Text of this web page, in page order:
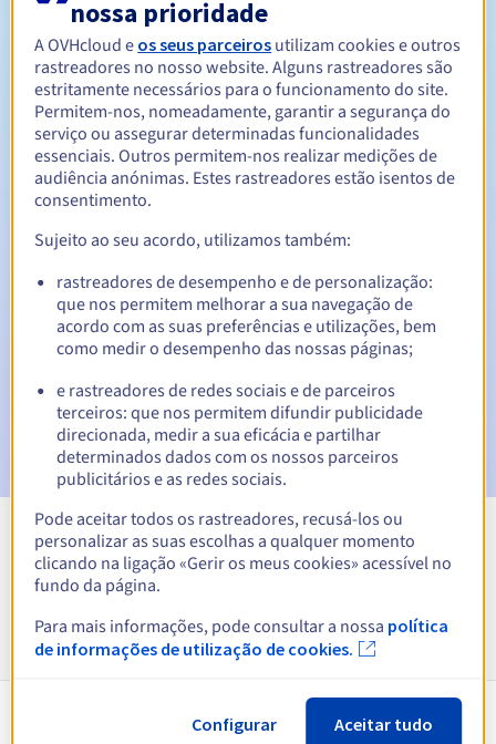
Período de renovação Entre 1 e 10 anos
Período de redenção 30 dias
Notificações automáticas:
E-mails de aviso: 60, 30, 15, 7 e 3 dias antes da data de
expiração
E-mail no dia da expiraçãopara notificar a suspensão do
E-mail após o Redemption Grace Period para notificar a
eliminação do nome de domínio
Ver todas as extensões
Informações sobre .love
nossa prioridade
A OVHcloud e os seus parceiros utilizam cookies e outros
rastreadores no nosso website. Alguns rastreadores são
estritamente necessários para o funcionamento do site.
Permitem-nos, nomeadamente, garantir a segurança do
serviço ou assegurar determinadas funcionalidades
essenciais. Outros permitem-nos realizar medições de
audiência anónimas. Estes rastreadores estão isentos de
consentimento.
Sujeito ao seu acordo, utilizamos também:
rastreadores de desempenho e de personalização:
que nos permitem melhorar a sua navegação de
acordo com as suas preferências e utilizações, bem
como medir o desempenho das nossas páginas;
e rastreadores de redes sociais e de parceiros
terceiros: que nos permitem difundir publicidade
direcionada, medir a sua eficácia e partilhar
determinados dados com os nossos parceiros
publicitários e as redes sociais.
Pode aceitar todos os rastreadores, recusá-los ou
personalizar as suas escolhas a qualquer momento
clicando na ligação «Gerir os meus cookies» acessível no
fundo da página.
Para mais informações, pode consultar a nossa política
de informações de utilização de cookies.
Configurar Aceitar tudo